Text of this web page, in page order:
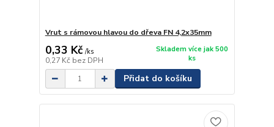
Vrut s rámovou hlavou do dřeva FN 4,2x35mm
0,33 Kč /ks
0,27 Kč bez DPH
Skladem více jak 500
ks
Přidat do košíku